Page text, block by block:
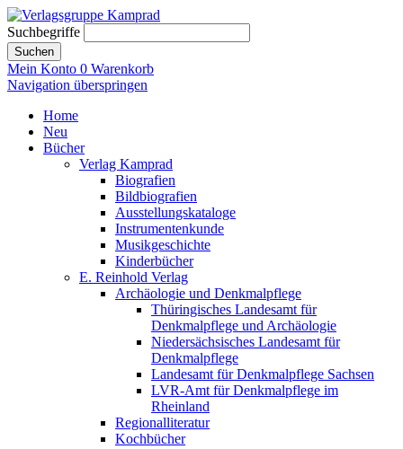
Suchbegriffe
Suchen
Mein Konto 0 Warenkorb
Navigation überspringen
Home
Neu
Bücher
Verlag Kamprad
Biografien
Bildbiografien
Ausstellungskataloge
Instrumentenkunde
Musikgeschichte
Kinderbücher
E. Reinhold Verlag
Archäologie und Denkmalpflege
Thüringisches Landesamt für
Denkmalpflege und Archäologie
Niedersächsisches Landesamt für
Denkmalpflege
Landesamt für Denkmalpflege Sachsen
LVR-Amt für Denkmalpflege im
Rheinland
Regionalliteratur
Kochbücher